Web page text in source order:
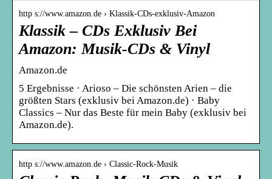
http s://www.amazon.de › Klassik-CDs-exklusiv-Amazon
Klassik – CDs Exklusiv Bei
Amazon: Musik-CDs & Vinyl
Amazon.de
5 Ergebnisse · Arioso – Die schönsten Arien – die
größten Stars (exklusiv bei Amazon.de) · Baby
Classics – Nur das Beste für mein Baby (exklusiv bei
Amazon.de).
http s://www.amazon.de › Classic-Rock-Musik